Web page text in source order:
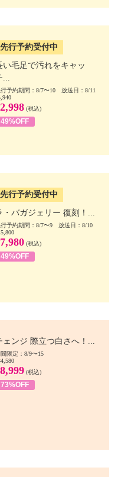
先行予約受付中
い毛足で汚れをキャッ
...
予約期間：8/7〜10 放送日：8/11
(税込)
49%OFF
先行予約受付中
・バガジェリー 復刻！...
予約期間：8/7〜9 放送日：8/10
(税込)
49%OFF
ェンジ 際立つ白さへ！...
限定：8/9〜15
(税込)
73%OFF